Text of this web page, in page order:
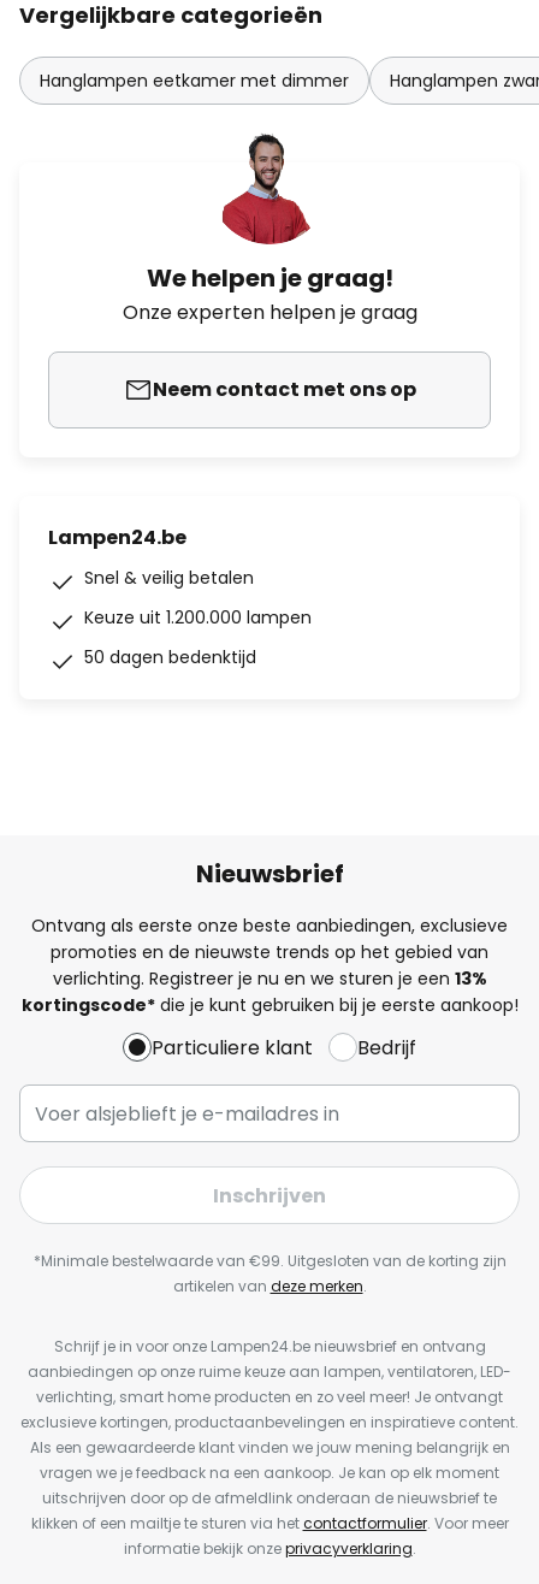
Vergelijkbare categorieën
Hanglampen eetkamer met dimmer Hanglampen
We helpen je graag!
Onze experten helpen je graag
Neem contact met ons op
Lampen24.be
Snel & veilig betalen
Keuze uit 1.200.000 lampen
50 dagen bedenktijd
Nieuwsbrief
Ontvang als eerste onze beste aanbiedingen, exclusieve
promoties en de nieuwste trends op het gebied van
verlichting. Registreer je nu en we sturen je een 13%
kortingscode*die je kunt gebruiken bij je eerste aankoop!
Particuliere klant Bedrijf
Inschrijven
*Minimale bestelwaarde van €99. Uitgesloten van de korting zijn
artikelen van deze merken.
Schrijf je in voor onze Lampen24.be nieuwsbrief en ontvang
aanbiedingen op onze ruime keuze aan lampen, ventilatoren, LED-
verlichting, smart home producten en zo veel meer! Je ontvangt
exclusieve kortingen, productaanbevelingen en inspiratieve content.
Als een gewaardeerde klant vinden we jouw mening belangrijk en
vragen we je feedback na een aankoop. Je kan op elk moment
uitschrijven door op de afmeldlink onderaan de nieuwsbrief te
klikken of een mailtje te sturen via hetcontactformulier. Voor meer
informatie bekijk onzeprivacyverklaring.